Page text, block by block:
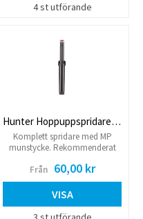
4 st utförande
Hunter Hoppuppspridare ECO Rotator
Komplett spridare med MP
munstycke. Rekommenderat
90°-210° Ställbar radie Levereras
med munstycke Höjd/Hisshöjd
180/100 mm Utbytbart
Från 60,00 kr
VISA